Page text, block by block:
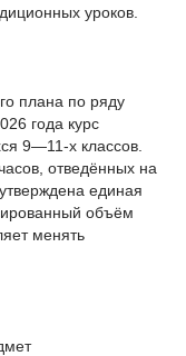
уроков.
плана по ряду
года курс
9—11-х классов.
отведённых на
единая
объём
менять